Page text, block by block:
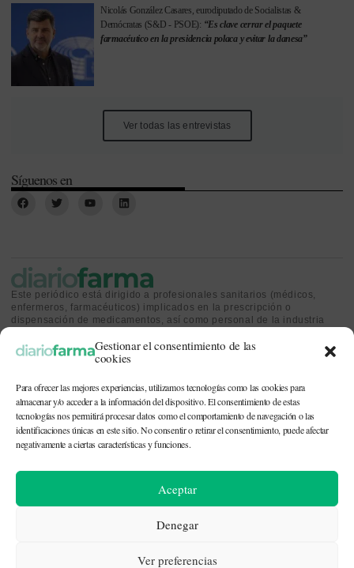
Gestionar el consentimiento de las
cookies
Para ofrecer las mejores experiencias, utilizamos tecnologías como las cookies para
almacenar y/o acceder a la información del dispositivo. El consentimiento de estas
tecnologías nos permitirá procesar datos como el comportamiento de navegación o las
identificaciones únicas en este sitio. No consentir o retirar el consentimiento, puede afectar
negativamente a ciertas características y funciones.
Aceptar
Denegar
Ver preferencias
Nicolás González Casares, eurodiputado de Socialistas &
Demócratas (S&D - PSOE): “Es clave cerrar el paquete
farmacéutico en la presidencia polaca y evitar la danesa”
Ver todas las entrevistas
Síguenos en
Este periódico está dirigido a profesionales sanitarios (médicos,
enfermeros, farmacéuticos) implicados en la prescripción o
dispensación de medicamentos, así como personal de la industria
sanitaria.
CONTACTO Y QUIÉNES SOMOS|POLÍTICA DE COOKIES|POLÍTICA DE
© 2026. Todos los derechos reservados. |
| Recursos
fotográficos: depositphotos